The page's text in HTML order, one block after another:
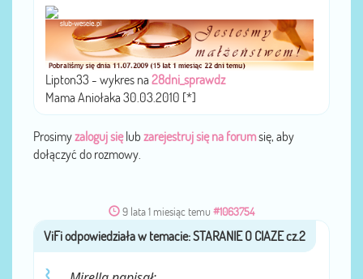
Lipton33 - wykres na 28dni_sprawdz
Mama Aniołaka 30.03.2010 [*]
Prosimyzaloguj sięlub zarejestruj się na forumsię, aby
dołączyć do rozmowy.
9 lata 1 miesiąc temu #1063754
przezViFi